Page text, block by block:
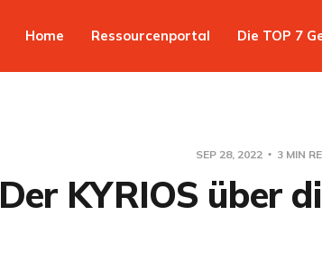
Home Ressourcenportal Die TOP 7
SEP 28, 2022 3 MIN
Der KYRIOS über